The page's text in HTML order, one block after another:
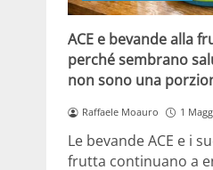
ACE e bevande alla
perché sembrano
non sono una
Raffaele Moauro 1
Le bevande ACE e i
frutta continuano a